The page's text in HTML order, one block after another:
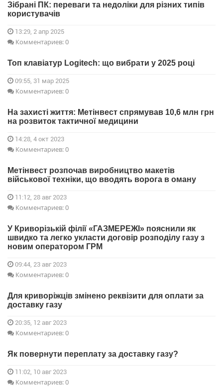
Зібрані ПК: переваги та недоліки для різних типів
користувачів
13:29, 2 апр 2025
Комментариев: 0
Топ клавіатур Logitech: що вибрати у 2025 році
09:55, 31 мар 2025
Комментариев: 0
На захисті життя: Метінвест спрямував 10,6 млн грн
на розвиток тактичної медицини
14:28, 4 окт 2023
Комментариев: 0
Метінвест розпочав виробництво макетів
військової техніки, що вводять ворога в оману
11:12, 28 авг 2023
Комментариев: 0
У Криворізькій філії «ГАЗМЕРЕЖІ» пояснили як
швидко та легко укласти договір розподілу газу з
новим оператором ГРМ
09:44, 23 авг 2023
Комментариев: 0
Для криворіжців змінено реквізити для оплати за
доставку газу
20:35, 12 авг 2023
Комментариев: 0
Як повернути переплату за доставку газу?
11:02, 10 авг 2023
Комментариев: 0